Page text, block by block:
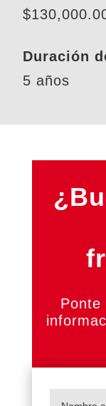
Duración
5 años
Ponte